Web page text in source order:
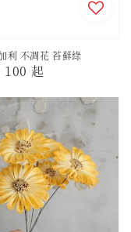
利 不凋花 苔蘚綠
100 起